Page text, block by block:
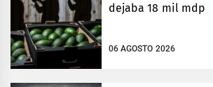
dejaba 18 mil mdp
06 AGOSTO 2026